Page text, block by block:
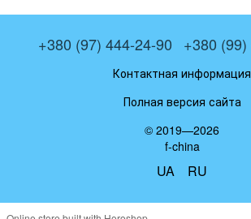
+380 (97) 444-24-90 +380
Контактная информация
Полная версия сайта
© 2019—2026
f-china
UA RU